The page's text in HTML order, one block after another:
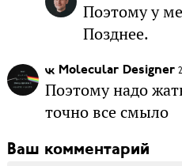
Поэтому у
Позднее.
Molecular Designer
Поэтому надо
точно все смыло
Ваш комментарий